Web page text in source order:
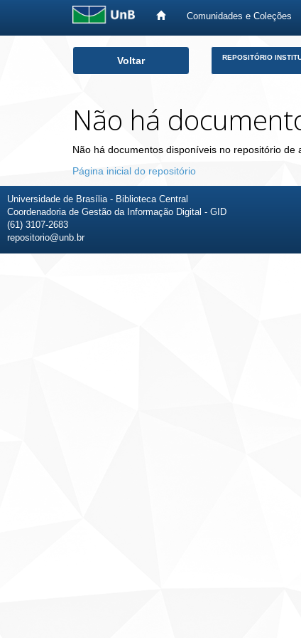
Comunidades e Coleções
Voltar REPOSITÓRIO
Não há
Não há documentos disponíveis no repositório de
Página inicial do repositório
Universidade de Brasília - Biblioteca Central
Coordenadoria de Gestão da Informação Digital - GID
(61) 3107-2683
repositorio@unb.br